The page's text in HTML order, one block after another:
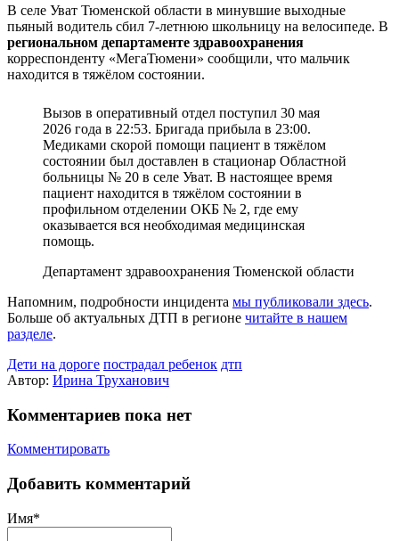
В селе Уват Тюменской области в минувшие выходные
пьяный водитель сбил 7‑летнюю школьницу на велосипеде. В
региональном департаменте здравоохранения
корреспонденту «МегаТюмени» сообщили, что мальчик
находится в тяжёлом состоянии.
Вызов в оперативный отдел поступил 30 мая
2026 года в 22:53. Бригада прибыла в 23:00.
Медиками скорой помощи пациент в тяжёлом
состоянии был доставлен в стационар Областной
больницы № 20 в селе Уват. В настоящее время
пациент находится в тяжёлом состоянии в
профильном отделении ОКБ № 2, где ему
оказывается вся необходимая медицинская
помощь.
Департамент здравоохранения Тюменской области
Напомним, подробности инцидента мы публиковали здесь.
Больше об актуальных ДТП в регионе читайте в нашем
разделе.
Дети на дороге пострадал ребенок дтп
Автор: Ирина Труханович
Комментариев пока нет
Комментировать
Добавить комментарий
Имя*